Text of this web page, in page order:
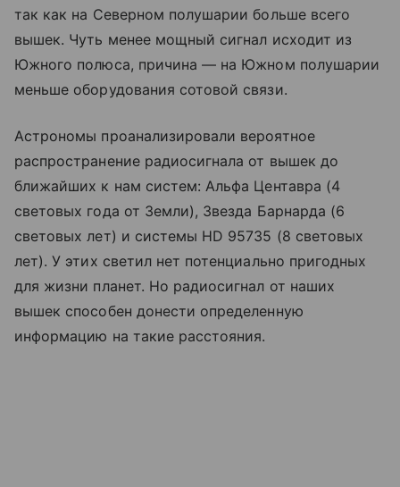
так как на Северном полушарии больше всего
вышек. Чуть менее мощный сигнал исходит из
Южного полюса, причина — на Южном полушарии
меньше оборудования сотовой связи.
Астрономы проанализировали вероятное
распространение радиосигнала от вышек до
ближайших к нам систем: Альфа Центавра (4
световых года от Земли), Звезда Барнарда (6
световых лет) и системы HD 95735 (8 световых
лет). У этих светил нет потенциально пригодных
для жизни планет. Но радиосигнал от наших
вышек способен донести определенную
информацию на такие расстояния.